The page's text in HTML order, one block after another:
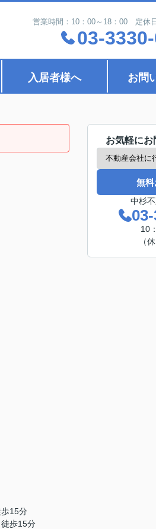
営業時間：10：00～18：00 定休
03-
入居者様へ お問
歩15分
徒歩15分
お気軽に
無
中杉
10
（